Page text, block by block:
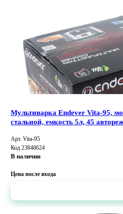
Мультиварка Endever Vita-95,
стальной, емкость 5л, 45
Арт. Vita-95
Код 23848624
В наличии
Цена после входа